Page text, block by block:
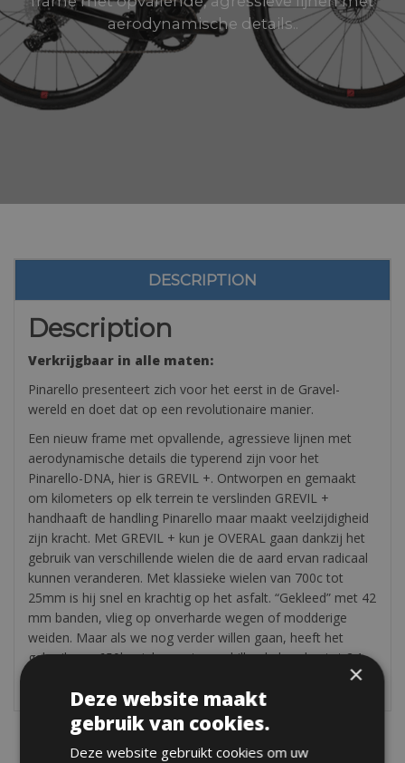
aerodynamische details..
DESCRIPTION
Description
Verkrijgbaar in alle maten:
Pinarello presenteert zich voor het eerst in de Gravel-
wereld en doet dat op een revolutionaire manier.
Een nieuw frame met opvallende, agressieve lijnen met
aerodynamische details die typerend zijn voor het
Pinarello-DNA, hier is GREVIL +. Ontworpen en gemaakt
om kilometers op elk terrein te verslinden GREVIL +
handhaaft de handling Pinarello maar maakt veelzijdigheid
zijn kracht. Met GREVIL + kun je OVERAL gaan dankzij het
gebruik van verschillende wielen die de aard ervan radicaal
kunnen veranderen. Met klassieke wielen van 700c tot
25mm is hij snel en krachtig op het asfalt. “Gekleed” met 42
mm banden, vlieg op onverharde wegen of modderige
weiden. Maar als we nog verder willen gaan, heeft het
gebruik van 650b-wielen met verschillende banden tot 2.1
×
Deze website maakt
gebruik van cookies.
Deze website gebruikt cookies om uw